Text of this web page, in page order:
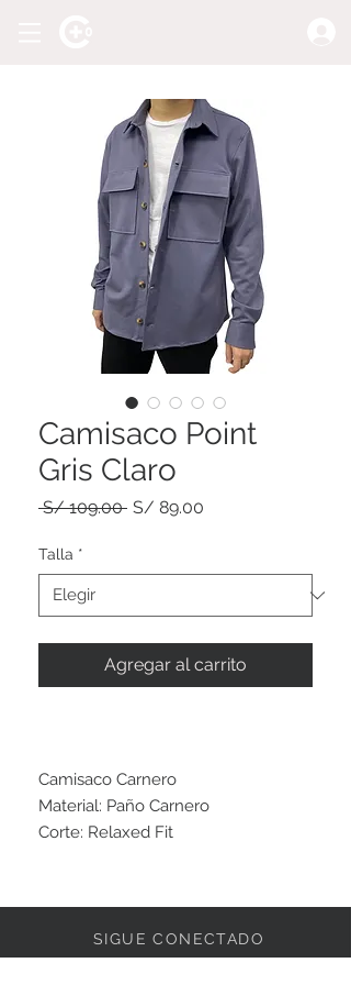
Camisaco Point
Gris Claro
S/ 109.00 Precio
S/ 89.00
Talla *
Agregar al carrito
Camisaco Carnero
Material: Paño Carnero
Corte: Relaxed Fit
SIGUE CONECTADO